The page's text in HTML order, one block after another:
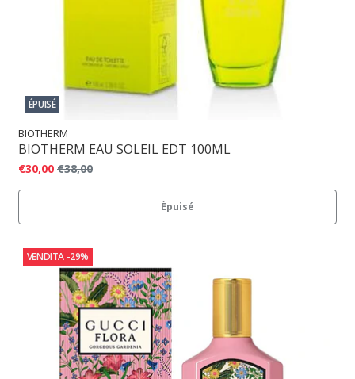
ÉPUISÉ
BIOTHERM
BIOTHERM EAU SOLEIL EDT 100ML
€30,00 €38,00
Épuisé
VENDITA -29%